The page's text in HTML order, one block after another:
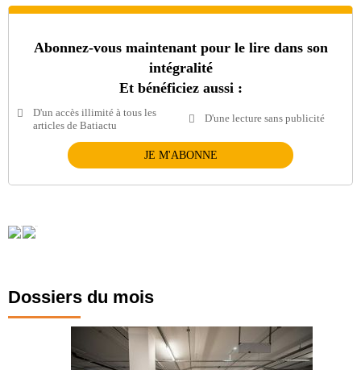
Abonnez-vous maintenant pour le lire dans son
intégralité
Et bénéficiez aussi :
D'un accès illimité à tous les
articles de Batiactu
D'une lecture sans publicité
JE M'ABONNE
Dossiers du mois